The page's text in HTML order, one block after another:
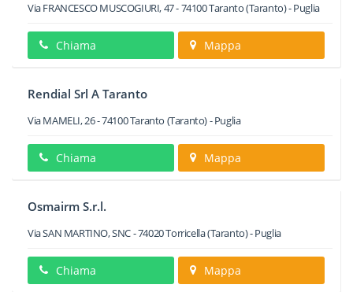
Via FRANCESCO MUSCOGIURI, 47-74100Taranto(Taranto) -Puglia
Chiama Mappa
Rendial Srl A Taranto
Via MAMELI, 26-74100Taranto (Taranto) -Puglia
Chiama Mappa
Osmairm S.r.l.
Via SAN MARTINO, SNC-74020Torricella(Taranto) -Puglia
Chiama Mappa